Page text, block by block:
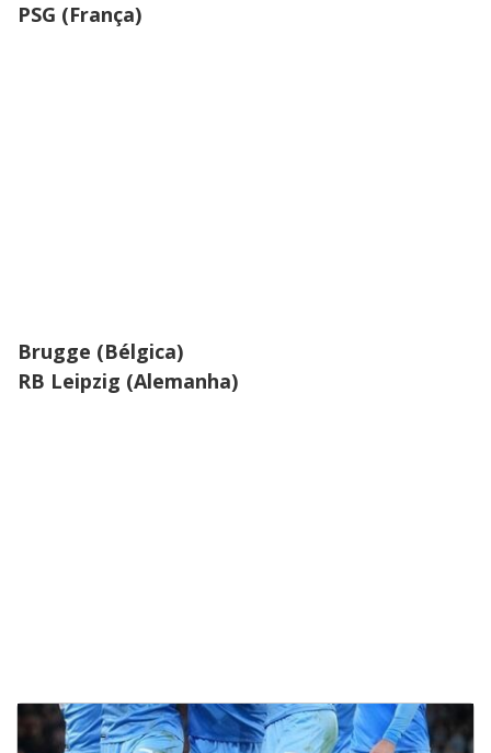
PSG (França)
Brugge (Bélgica)
RB Leipzig (Alemanha)